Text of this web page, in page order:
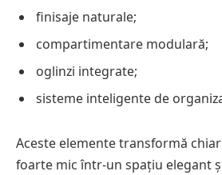
finisaje naturale;
compartimentare modulară;
oglinzi integrate;
sisteme inteligente de
Aceste elemente transformă
foarte mic într-un spațiu elegant